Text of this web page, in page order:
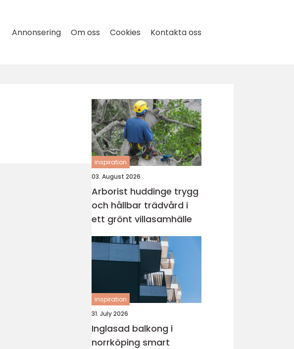
Annonsering Om oss Cookies Kontakta oss
inspiration
03. August 2026
Arborist huddinge trygg
och hållbar trädvård i
ett grönt villasamhälle
inspiration
31. July 2026
Inglasad balkong i
norrköping smart